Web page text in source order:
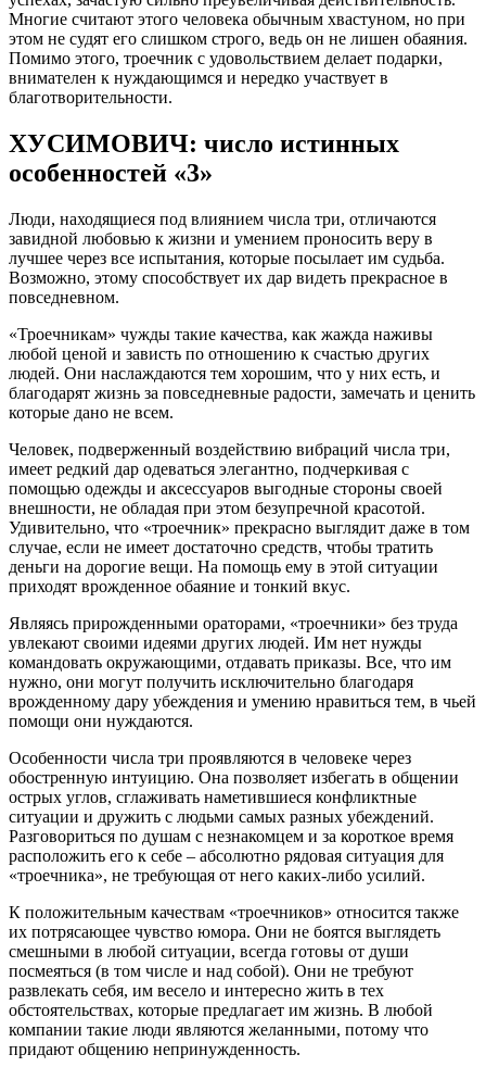
Многие считают этого человека обычным хвастуном, но при
этом не судят его слишком строго, ведь он не лишен обаяния.
Помимо этого, троечник с удовольствием делает подарки,
внимателен к нуждающимся и нередко участвует в
благотворительности.
ХУСИМОВИЧ: число истинных
особенностей «3»
Люди, находящиеся под влиянием числа три, отличаются
завидной любовью к жизни и умением проносить веру в
лучшее через все испытания, которые посылает им судьба.
Возможно, этому способствует их дар видеть прекрасное в
повседневном.
«Троечникам» чужды такие качества, как жажда наживы
любой ценой и зависть по отношению к счастью других
людей. Они наслаждаются тем хорошим, что у них есть, и
благодарят жизнь за повседневные радости, замечать и ценить
которые дано не всем.
Человек, подверженный воздействию вибраций числа три,
имеет редкий дар одеваться элегантно, подчеркивая с
помощью одежды и аксессуаров выгодные стороны своей
внешности, не обладая при этом безупречной красотой.
Удивительно, что «троечник» прекрасно выглядит даже в том
случае, если не имеет достаточно средств, чтобы тратить
деньги на дорогие вещи. На помощь ему в этой ситуации
приходят врожденное обаяние и тонкий вкус.
Являясь прирожденными ораторами, «троечники» без труда
увлекают своими идеями других людей. Им нет нужды
командовать окружающими, отдавать приказы. Все, что им
нужно, они могут получить исключительно благодаря
врожденному дару убеждения и умению нравиться тем, в чьей
помощи они нуждаются.
Особенности числа три проявляются в человеке через
обостренную интуицию. Она позволяет избегать в общении
острых углов, сглаживать наметившиеся конфликтные
ситуации и дружить с людьми самых разных убеждений.
Разговориться по душам с незнакомцем и за короткое время
расположить его к себе – абсолютно рядовая ситуация для
«троечника», не требующая от него каких-либо усилий.
К положительным качествам «троечников» относится также
их потрясающее чувство юмора. Они не боятся выглядеть
смешными в любой ситуации, всегда готовы от души
посмеяться (в том числе и над собой). Они не требуют
развлекать себя, им весело и интересно жить в тех
обстоятельствах, которые предлагает им жизнь. В любой
компании такие люди являются желанными, потому что
придают общению непринужденность.